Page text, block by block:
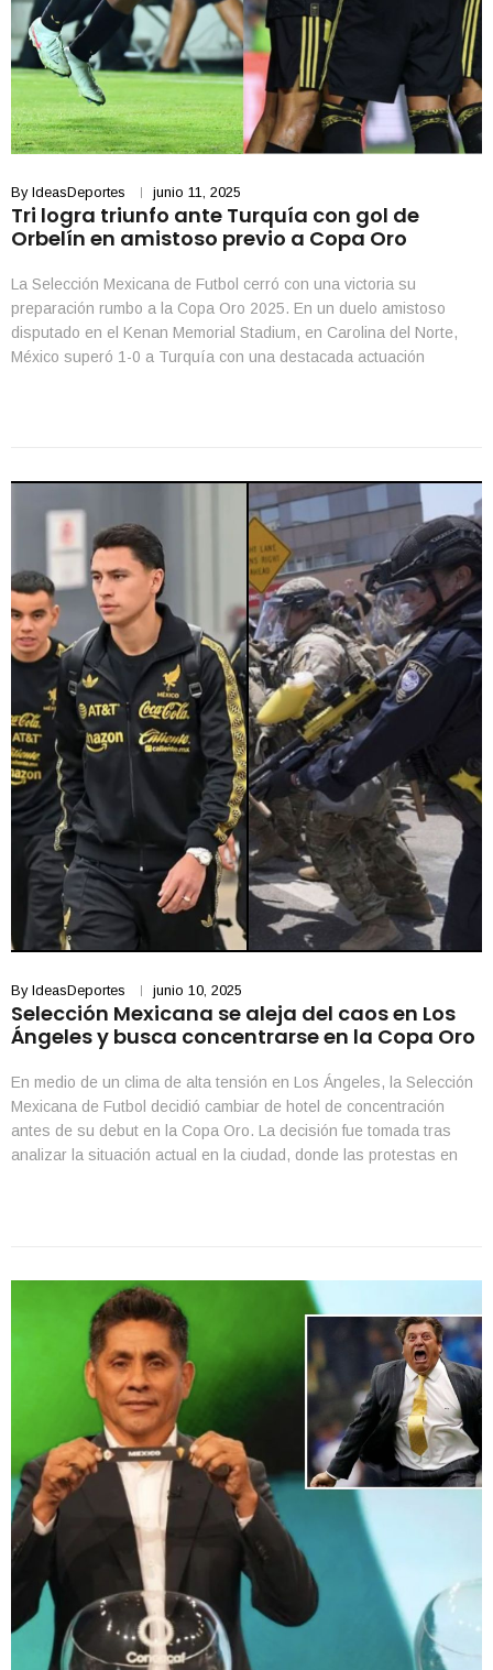
By IdeasDeportes junio 11, 2025
Tri logra triunfo ante Turquía con gol de
Orbelín en amistoso previo a Copa Oro
La Selección Mexicana de Futbol cerró con una victoria su
preparación rumbo a la Copa Oro 2025. En un duelo amistoso
disputado en el Kenan Memorial Stadium, en Carolina del Norte,
México superó 1-0 a Turquía con una destacada actuación
By IdeasDeportes junio 10, 2025
Selección Mexicana se aleja del caos en Los
Ángeles y busca concentrarse en la Copa Oro
En medio de un clima de alta tensión en Los Ángeles, la Selección
Mexicana de Futbol decidió cambiar de hotel de concentración
antes de su debut en la Copa Oro. La decisión fue tomada tras
analizar la situación actual en la ciudad, donde las protestas en